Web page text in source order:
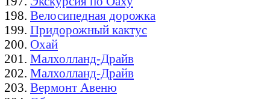
Велосипедная дорожка
Придорожный кактус
Охай
Малхолланд-Драйв
Малхолланд-Драйв
Вермонт Авеню